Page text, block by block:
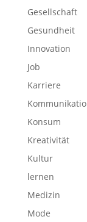
Gesellschaft
Gesundheit
Innovation
Job
Karriere
Konsum
Kreativität
Kultur
lernen
Medizin
Mode